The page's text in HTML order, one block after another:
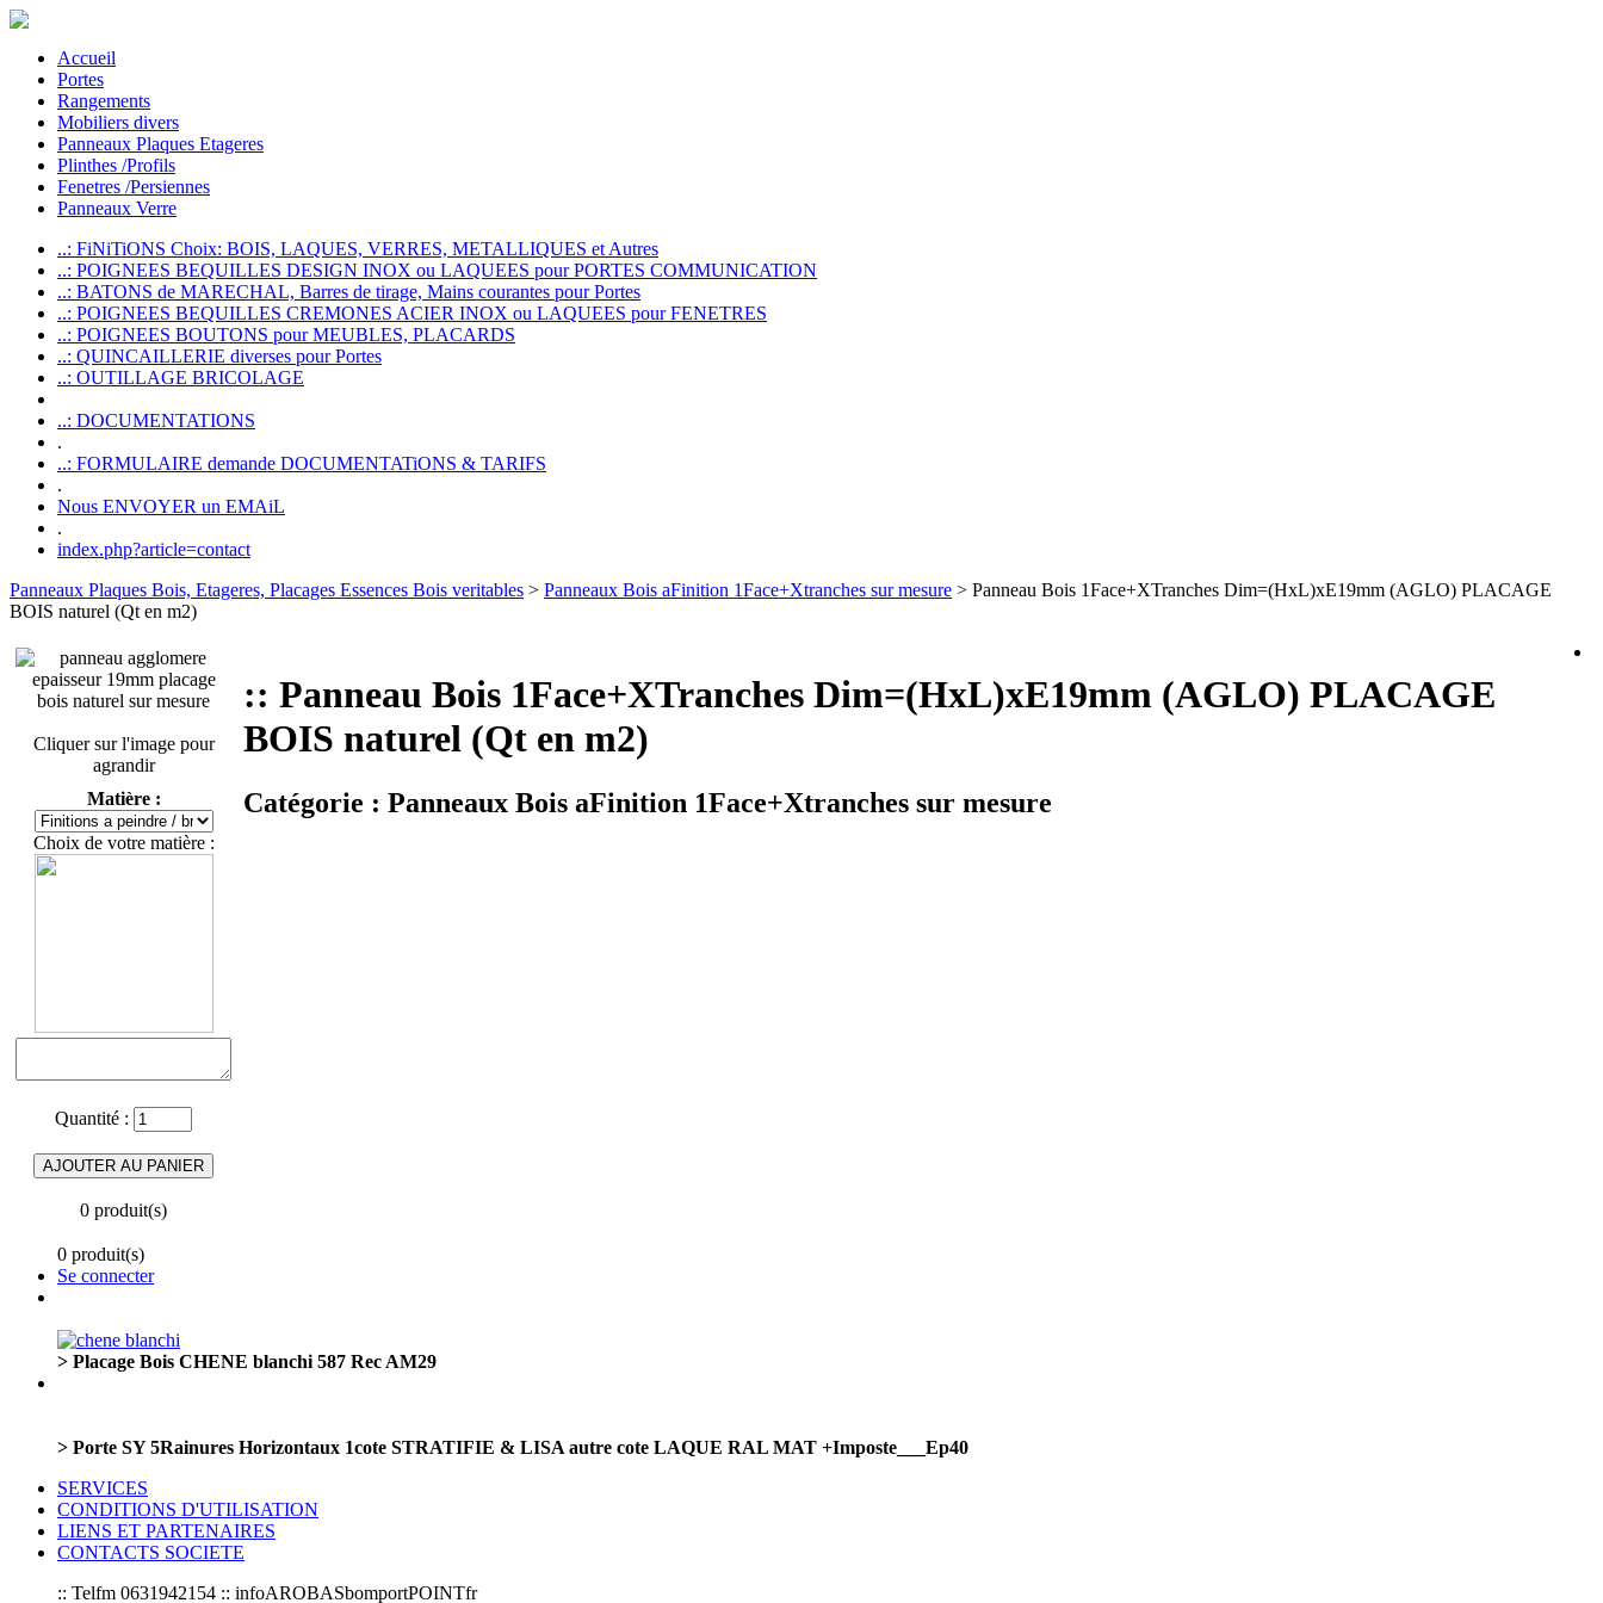
Accueil
Portes
Rangements
Mobiliers divers
Panneaux Plaques Etageres
Plinthes /Profils
Fenetres /Persiennes
Panneaux Verre
..: FiNiTiONS Choix: BOIS, LAQUES, VERRES, METALLIQUES et Autres
..: POIGNEES BEQUILLES DESIGN INOX ou LAQUEES pour PORTES COMMUNICATION
..: BATONS de MARECHAL, Barres de tirage, Mains courantes pour Portes
..: POIGNEES BEQUILLES CREMONES ACIER INOX ou LAQUEES pour FENETRES
..: POIGNEES BOUTONS pour MEUBLES, PLACARDS
..: QUINCAILLERIE diverses pour Portes
..: OUTILLAGE BRICOLAGE
..: DOCUMENTATIONS
.
..: FORMULAIRE demande DOCUMENTATiONS & TARIFS
.
Nous ENVOYER un EMAiL
.
index.php?article=contact
Panneaux Plaques Bois, Etageres, Placages Essences Bois veritables > Panneaux Bois aFinition 1Face+Xtranches sur mesure > Panneau Bois 1Face+XTranches Dim=(HxL)xE19mm (AGLO) PLACAGE
BOIS naturel (Qt en m2)
Cliquer sur l'image pour
agrandir
Matière :
Choix de votre matière :
Quantité :
0 produit(s)
:: Panneau Bois 1Face+XTranches Dim=(HxL)xE19mm (AGLO) PLACAGE
BOIS naturel (Qt en m2)
Catégorie : Panneaux Bois aFinition 1Face+Xtranches sur mesure
0 produit(s)
Se connecter
> Placage Bois CHENE blanchi 587 Rec AM29
> Porte SY 5Rainures Horizontaux 1cote STRATIFIE & LISA autre cote LAQUE RAL MAT +Imposte___Ep40
SERVICES
CONDITIONS D'UTILISATION
LIENS ET PARTENAIRES
CONTACTS SOCIETE
:: Telfm 0631942154 :: infoAROBASbomportPOINTfr